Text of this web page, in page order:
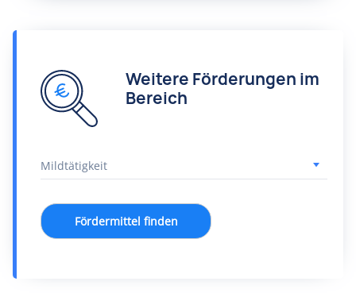
Weitere Förderungen im
Bereich
Fördermittel finden